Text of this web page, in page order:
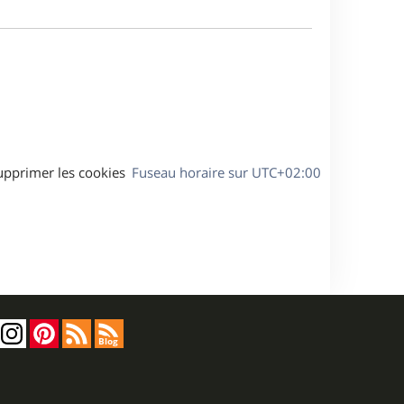
g
Fuseau horaire sur UTC+02:00
les cookies